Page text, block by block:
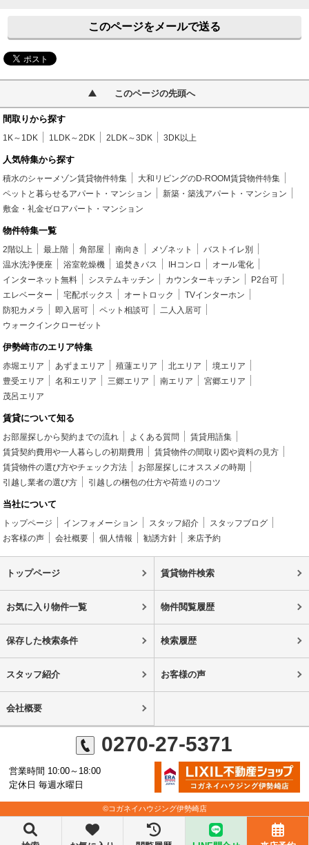
このページをメールで送る
このページの先頭へ
間取りから探す
1K～1DK 1LDK～2DK 2LDK～3DK 3DK以上
人気特集から探す
積水のシャーメゾン賃貸物件特集
大和リビングのD-ROOM賃貸物件特集
ペットと暮らせるアパート・マンション
新築・築浅アパート・マンション
敷金・礼金ゼロアパート・マンション
物件特集一覧
2階以上 最上階 角部屋 南向き メゾネット
バストイレ別
温水洗浄便座
浴室乾燥機 追焚きバス IHコンロ
オール電化
インターネット無料
システムキッチン カウンターキッチン
P2台可
エレベーター
宅配ボックス オートロック
TVインターホン
防犯カメラ
即入居可 ペット相談可
二人入居可
ウォークインクローゼット
伊勢崎市のエリア特集
赤堀エリア あずまエリア 殖蓮エリア 北エリア
境エリア
豊受エリア
名和エリア 三郷エリア 南エリア
宮郷エリア
茂呂エリア
賃貸について知る
お部屋探しから契約までの流れ よくある質問
賃貸用語集
賃貸契約費用や一人暮らしの初期費用
賃貸物件の間取り図や資料の見方
賃貸物件の選び方やチェック方法
お部屋探しにオススメの時期
引越し業者の選び方
引越しの梱包の仕方や荷造りのコツ
当社について
トップページ インフォメーション スタッフ紹介
スタッフブログ
お客様の声
会社概要 個人情報 勧誘方針 来店予約
トップページ 賃貸物件検索
お気に入り物件一覧 物件閲覧履歴
保存した検索条件 検索履歴
スタッフ紹介 お客様の声
会社概要
0270-27-5371
営業時間 10:00～18:00
定休日 毎週水曜日
©コガネイハウジング伊勢崎店